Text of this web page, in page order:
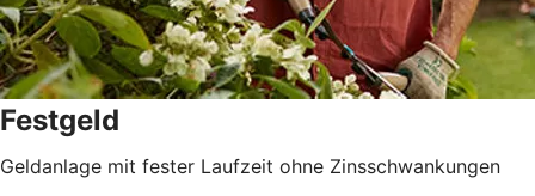
Festgeld
Geldanlage mit fester Laufzeit ohne Zinsschwankungen